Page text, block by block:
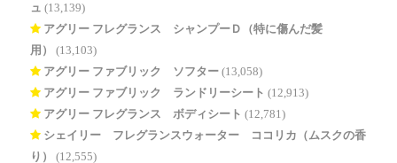
ュ (13,139)
アグリー フレグランス シャンプーＤ（特に傷んだ髪
用）
(13,103)
アグリー ファブリック ソフター (13,058)
アグリー ファブリック ランドリーシート (12,913)
アグリー フレグランス ボディシート (12,781)
シェイリー フレグランスウォーター ココリカ（ムスクの香
り）
(12,555)